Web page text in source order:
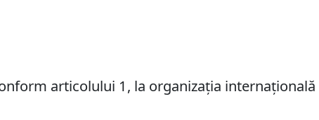
articolului 1, la organizaţia internaţională